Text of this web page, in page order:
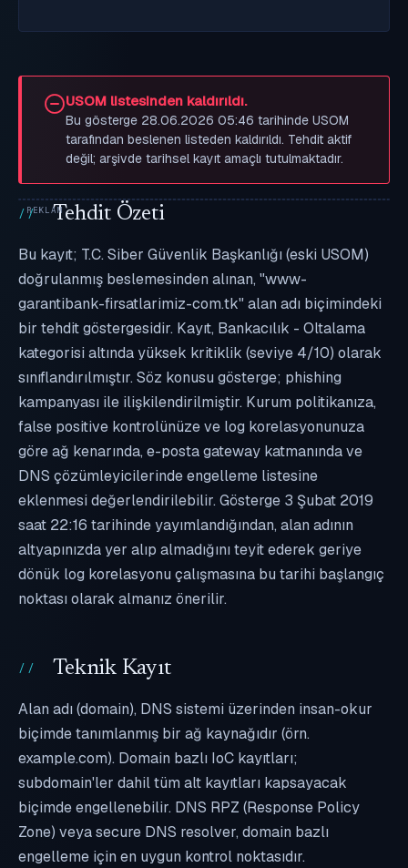
USOM listesinden kaldırıldı.
Bu gösterge 28.06.2026 05:46 tarihinde USOM
tarafından beslenen listeden kaldırıldı. Tehdit aktif
değil; arşivde tarihsel kayıt amaçlı tutulmaktadır.
Tehdit Özeti
Bu kayıt; T.C. Siber Güvenlik Başkanlığı (eski USOM)
doğrulanmış beslemesinden alınan, "www-
garantibank-firsatlarimiz-com.tk" alan adı biçimindeki
bir tehdit göstergesidir. Kayıt, Bankacılık - Oltalama
kategorisi altında yüksek kritiklik (seviye 4/10) olarak
sınıflandırılmıştır. Söz konusu gösterge; phishing
kampanyası ile ilişkilendirilmiştir. Kurum politikanıza,
false positive kontrolünüze ve log korelasyonunuza
göre ağ kenarında, e-posta gateway katmanında ve
DNS çözümleyicilerinde engelleme listesine
eklenmesi değerlendirilebilir. Gösterge 3 Şubat 2019
saat 22:16 tarihinde yayımlandığından, alan adının
altyapınızda yer alıp almadığını teyit ederek geriye
dönük log korelasyonu çalışmasına bu tarihi başlangıç
noktası olarak almanız önerilir.
Teknik Kayıt
Alan adı (domain), DNS sistemi üzerinden insan-okur
biçimde tanımlanmış bir ağ kaynağıdır (örn.
example.com). Domain bazlı IoC kayıtları;
subdomain'ler dahil tüm alt kayıtları kapsayacak
biçimde engellenebilir. DNS RPZ (Response Policy
Zone) veya secure DNS resolver, domain bazlı
engelleme için en uygun kontrol noktasıdır.